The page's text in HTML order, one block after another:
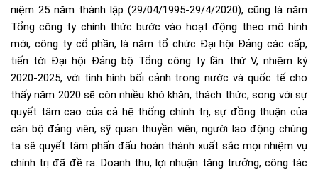
niệm 25 năm thành lập (29/04/1995-29/4/2020), cũng là năm
Tổng công ty chính thức bước vào hoạt động theo mô hình
mới, công ty cổ phần, là năm tổ chức Đại hội Đảng các cấp,
tiến tới Đại hội Đảng bộ Tổng công ty lần thứ V, nhiệm kỳ
2020-2025, với tình hình bối cảnh trong nước và quốc tế cho
thấy năm 2020 sẽ còn nhiều khó khăn, thách thức, song với sự
quyết tâm cao của cả hệ thống chính trị, sự đồng thuận của
cán bộ đảng viên, sỹ quan thuyền viên, người lao động chúng
ta sẽ quyết tâm phấn đấu hoàn thành xuất sắc mọi nhiệm vụ
chính trị đã đề ra. Doanh thu, lợi nhuận tăng trưởng, công tác